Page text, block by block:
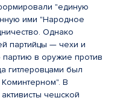
"единую
ими "Народное
Однако
партийцы — чехи и
в оружие против
гитлеровцами был
В
чешской